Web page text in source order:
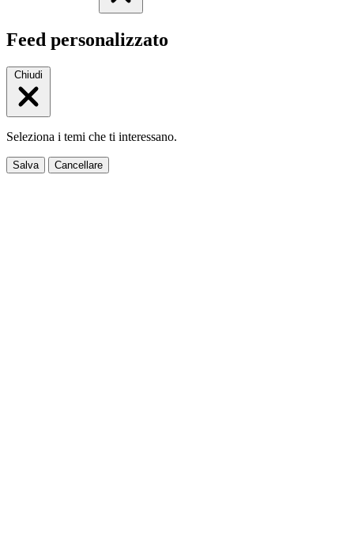
Feed personalizzato
Chiudi
Seleziona i temi che ti interessano.
Salva Cancellare